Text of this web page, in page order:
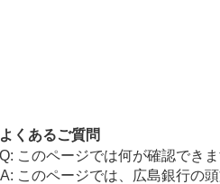
よくあるご質問
このページでは何が確認できま
このページでは、広島銀行の